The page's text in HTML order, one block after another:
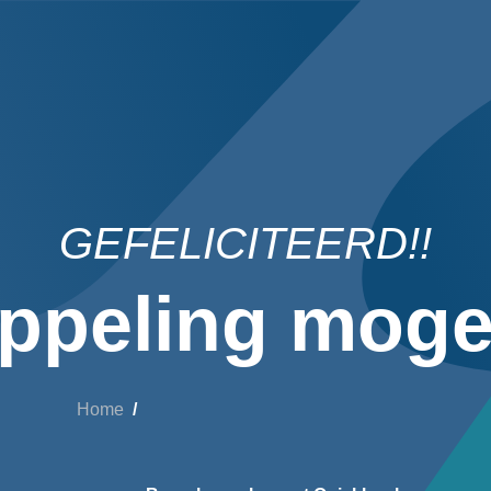
GEFELICITEERD!!
Home